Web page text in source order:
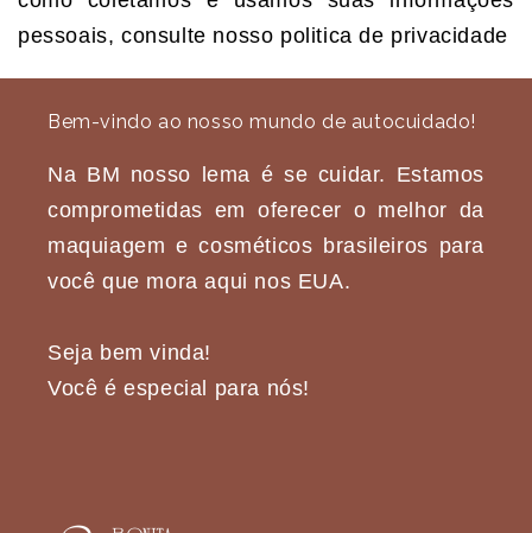
pessoais, consulte nosso politica de privacidade
Bem-vindo ao nosso mundo de autocuidado!
Na BM nosso lema é se cuidar. Estamos
comprometidas em oferecer o melhor da
maquiagem e cosméticos brasileiros para
você que mora aqui nos EUA.
Seja bem vinda!
Você é especial para nós!